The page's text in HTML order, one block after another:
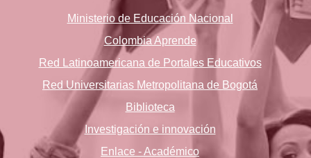
Ministerio de Educación Nacional
Colombia Aprende
Red Latinoamericana de Portales Educativos
Red Universitarias Metropolitana de Bogotá
Biblioteca
Investigación e innovación
Enlace - Académico